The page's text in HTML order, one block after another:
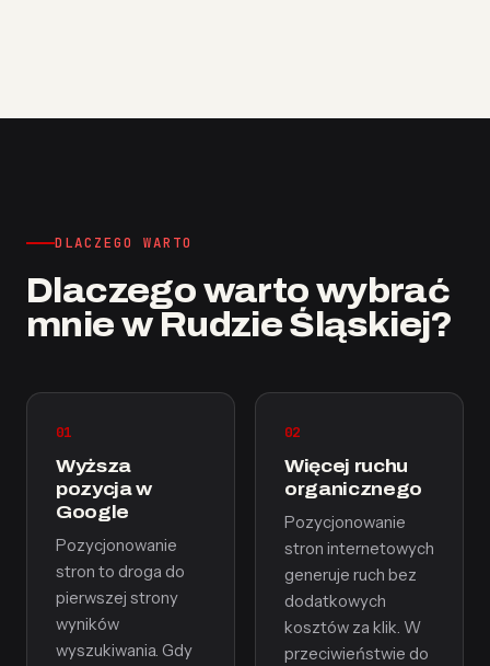
DLACZEGO WARTO
Dlaczego warto wybrać
mnie w Rudzie Śląskiej?
01
Wyższa
pozycja w
Google
Pozycjonowanie
stron to droga do
pierwszej strony
wyników
wyszukiwania. Gdy
02
Więcej ruchu
organicznego
Pozycjonowanie
stron internetowych
generuje ruch bez
dodatkowych
kosztów za klik. W
przeciwieństwie do